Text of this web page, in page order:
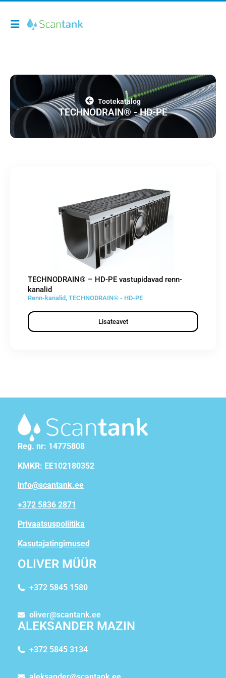
Tootekatalog
TECHNODRAIN® - HD-PE
TECHNODRAIN® – HD-PE vastupidavad renn-
kanalid
Renn-kanalid , TECHNODRAIN® - HD-PE
Lisateavet
Reg. nr: 14775808
KMKR: EE102180352
info@scantank.ee
+372 5836 2871
Privaatsuspoliitika
Kasutajatingimused
OLIVER MÜÜR
+372 5845 1580
oliver@scantank.ee
ALEKSANDER MAZIN
+372 5845 3134